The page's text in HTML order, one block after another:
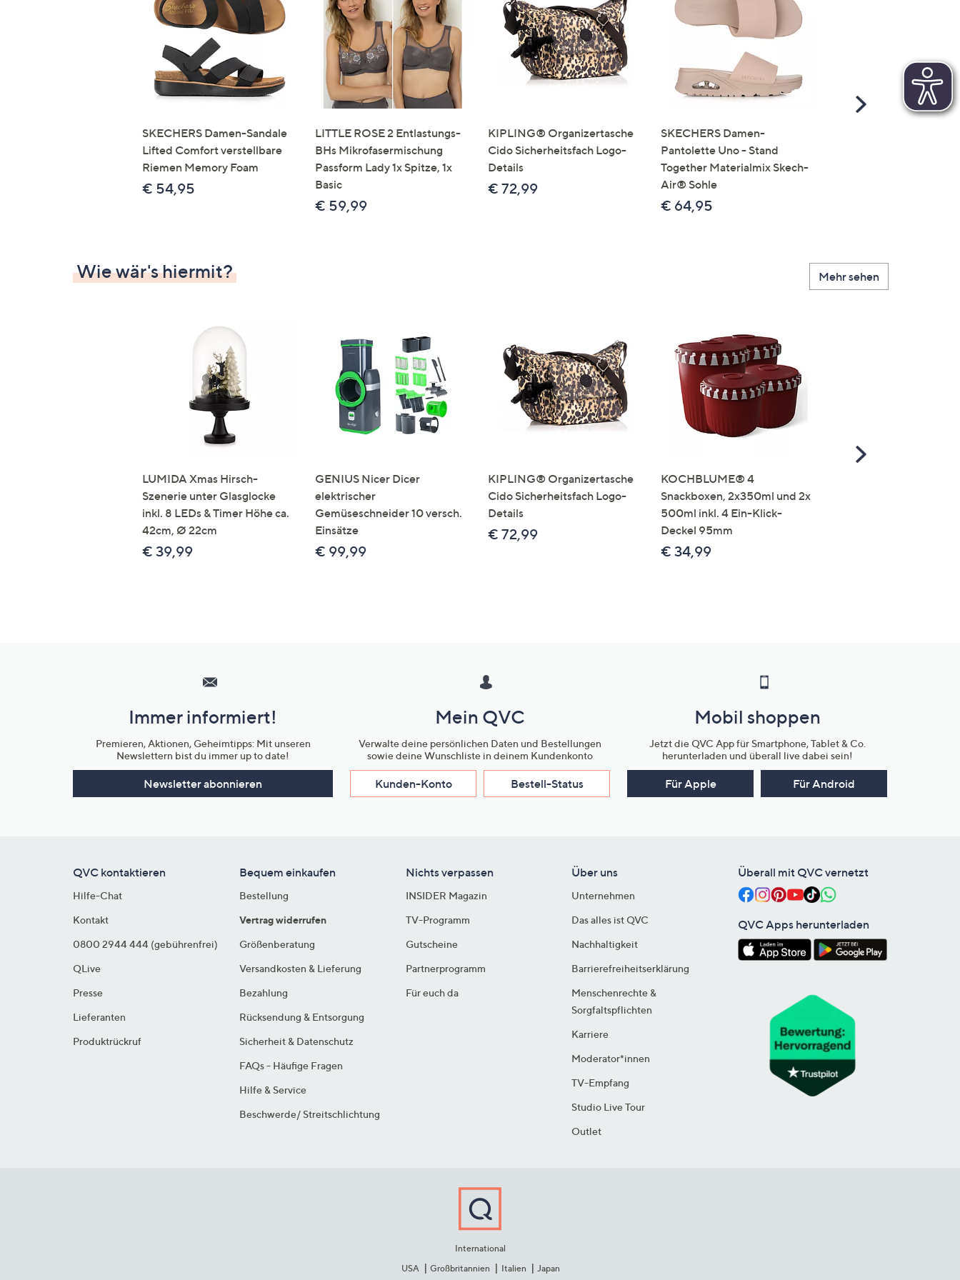
Touch-
Geräten
nach
links
bzw.
rechts,
um
diese
anzuzeigen.
SKECHERS Damen-Sandale
Lifted Comfort verstellbare
Riemen Memory Foam
€ 54,95
LITTLE ROSE 2 Entlastungs-
BHs Mikrofasermischung
Passform Lady 1x Spitze, 1x
Basic
€ 59,99
KIPLING® Organizertasche
Cido Sicherheitsfach Logo-
Details
€ 72,99
SKECHERS Damen-
Pantolette Uno - Stand
Together Materialmix Skech-
Air® Sohle
€ 64,95
Scroll
Wie wär's hiermit? Mehr sehen
LUMIDA Xmas Hirsch-
Szenerie unter Glasglocke
inkl. 8 LEDs & Timer Höhe ca.
42cm, Ø 22cm
€ 39,99
GENIUS Nicer Dicer
elektrischer
Gemüseschneider 10 versch.
Einsätze
€ 99,99
KIPLING® Organizertasche
Cido Sicherheitsfach Logo-
Details
€ 72,99
KOCHBLUME® 4
Snackboxen, 2x350ml und 2x
500ml inkl. 4 Ein-Klick-
Deckel 95mm
€ 34,99
Scroll
Unternehmensinformationen
Immer informiert!
Premieren, Aktionen, Geheimtipps: Mit unseren
Newslettern bist du immer up to date!
Newsletter abonnieren
Mein QVC
Verwalte deine persönlichen Daten und Bestellungen
sowie deine Wunschliste in deinem Kundenkonto
Kunden-Konto Bestell-Status
Mobil shoppen
Jetzt die QVC App für Smartphone, Tablet & Co.
herunterladen und überall live dabei sein!
Für Apple Für Android
QVC kontaktieren
Hilfe-Chat
Kontakt
0800 2944 444 (gebührenfrei)
QLive
Presse
Lieferanten
Produktrückruf
Bequem einkaufen
Bestellung
Vertrag widerrufen
Größenberatung
Versandkosten & Lieferung
Bezahlung
Rücksendung & Entsorgung
Sicherheit & Datenschutz
FAQs - Häufige Fragen
Hilfe & Service
Beschwerde/ Streitschlichtung
Nichts verpassen
INSIDER Magazin
TV-Programm
Gutscheine
Partnerprogramm
Für euch da
Über uns
Unternehmen
Das alles ist QVC
Nachhaltigkeit
Barrierefreiheitserklärung
Menschenrechte &
Sorgfaltspflichten
Karriere
Moderator*innen
TV-Empfang
Studio Live Tour
Outlet
Überall mit QVC vernetzt
QVC Apps herunterladen
International
USA
Großbritannien Italien Japan